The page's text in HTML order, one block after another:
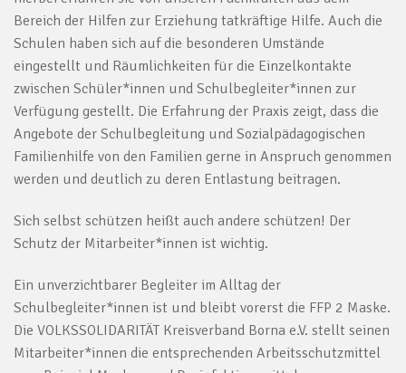
Bereich der Hilfen zur Erziehung tatkräftige Hilfe. Auch die
Schulen haben sich auf die besonderen Umstände
eingestellt und Räumlichkeiten für die Einzelkontakte
zwischen Schüler*innen und Schulbegleiter*innen zur
Verfügung gestellt. Die Erfahrung der Praxis zeigt, dass die
Angebote der Schulbegleitung und Sozialpädagogischen
Familienhilfe von den Familien gerne in Anspruch genommen
werden und deutlich zu deren Entlastung beitragen.
Sich selbst schützen heißt auch andere schützen! Der
Schutz der Mitarbeiter*innen ist wichtig.
Ein unverzichtbarer Begleiter im Alltag der
Schulbegleiter*innen ist und bleibt vorerst die FFP 2 Maske.
Die VOLKSSOLIDARITÄT Kreisverband Borna e.V. stellt seinen
Mitarbeiter*innen die entsprechenden Arbeitsschutzmittel